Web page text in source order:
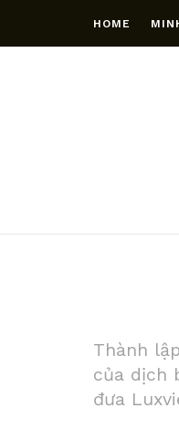
HOME
Thành
của dịch
đưa